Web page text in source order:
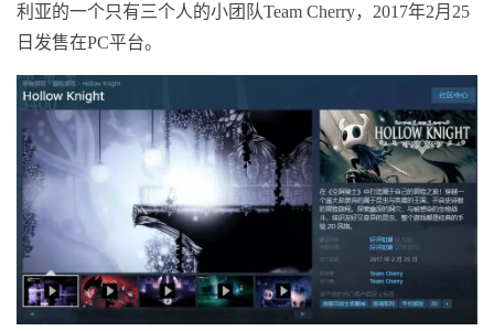
利亚的一个只有三个人的小团队Team Cherry，2017年2月25
日发售在PC平台。